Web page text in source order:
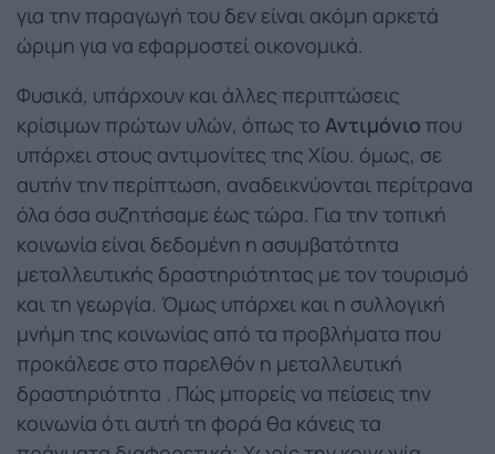
για την παραγωγή του δεν είναι ακόμη αρκετά
ώριμη για να εφαρμοστεί οικονομικά.
Φυσικά, υπάρχουν και άλλες περιπτώσεις
κρίσιμων πρώτων υλών, όπως το Αντιμόνιο που
υπάρχει στους αντιμονίτες της Χίου. όμως, σε
αυτήν την περίπτωση, αναδεικνύονται περίτρανα
όλα όσα συζητήσαμε έως τώρα. Για την τοπική
κοινωνία είναι δεδομένη η ασυμβατότητα
μεταλλευτικής δραστηριότητας με τον τουρισμό
και τη γεωργία. Όμως υπάρχει και η συλλογική
μνήμη της κοινωνίας από τα προβλήματα που
προκάλεσε στο παρελθόν η μεταλλευτική
δραστηριότητα . Πώς μπορείς να πείσεις την
κοινωνία ότι αυτή τη φορά θα κάνεις τα